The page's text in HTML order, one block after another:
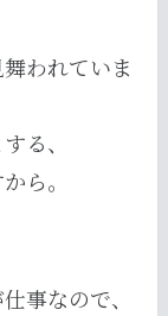
われていま
る、
ら。
事なので、